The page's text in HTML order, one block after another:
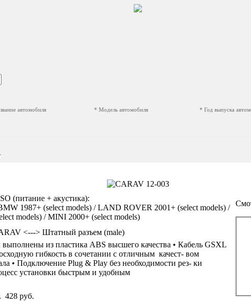
автомобиля * Модель автомобиля * Год выпуска
(питание + акустика):
1987+ (select models) / LAND ROVER 2001+ (select models) /
models) / MINI 2000+ (select models)
<---> Штатный разъем (male)
из пластика ABS высшего качества • Кабель GSXL
гибкость в сочетании с отличным качест- вом
• Подключение Plug & Play без необходимости рез- ки
установки быстрым и удобным
428 руб.